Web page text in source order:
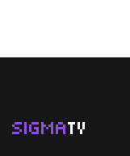
SIGMATV